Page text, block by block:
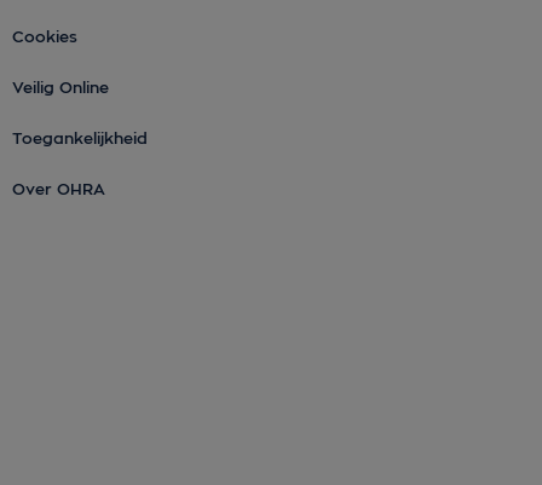
Cookies
Veilig Online
Toegankelijkheid
Over OHRA